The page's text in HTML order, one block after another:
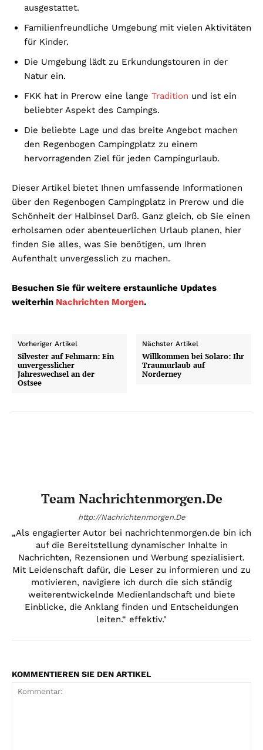
ausgestattet.
Familienfreundliche Umgebung mit vielen Aktivitäten
für Kinder.
Die Umgebung lädt zu Erkundungstouren in der
Natur ein.
FKK hat in Prerow eine lange Tradition und ist ein
beliebter Aspekt des Campings.
Die beliebte Lage und das breite Angebot machen
den Regenbogen Campingplatz zu einem
hervorragenden Ziel für jeden Campingurlaub.
Dieser Artikel bietet Ihnen umfassende Informationen
über den Regenbogen Campingplatz in Prerow und die
Schönheit der Halbinsel Darß. Ganz gleich, ob Sie einen
erholsamen oder abenteuerlichen Urlaub planen, hier
finden Sie alles, was Sie benötigen, um Ihren
Aufenthalt unvergesslich zu machen.
Besuchen Sie für weitere erstaunliche Updates
weiterhin Nachrichten Morgen.
Vorheriger Artikel
Silvester auf Fehmarn: Ein
unvergesslicher
Jahreswechsel an der
Ostsee
Nächster Artikel
Willkommen bei Solaro: Ihr
Traumurlaub auf
Norderney
Team Nachrichtenmorgen.de
http://Nachrichtenmorgen.De
„Als engagierter Autor bei nachrichtenmorgen.de bin ich
auf die Bereitstellung dynamischer Inhalte in
Nachrichten, Rezensionen und Werbung spezialisiert.
Mit Leidenschaft dafür, die Leser zu informieren und zu
motivieren, navigiere ich durch die sich ständig
weiterentwickelnde Medienlandschaft und biete
Einblicke, die Anklang finden und Entscheidungen
leiten.“ effektiv."
KOMMENTIEREN SIE DEN ARTIKEL